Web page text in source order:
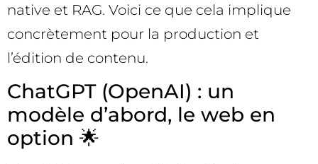
native et RAG. Voici ce que cela implique
concrètement pour la production et
l’édition de contenu.
ChatGPT (OpenAI) : un
modèle d’abord, le web en
option 🌟